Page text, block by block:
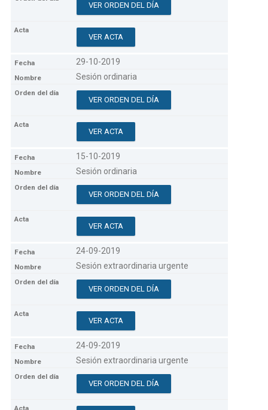
VER ORDEN DEL DÍA
VER ACTA
29-10-2019
Sesión ordinaria
VER ORDEN DEL DÍA
VER ACTA
15-10-2019
Sesión ordinaria
VER ORDEN DEL DÍA
VER ACTA
24-09-2019
Sesión extraordinaria urgente
VER ORDEN DEL DÍA
VER ACTA
24-09-2019
Sesión extraordinaria urgente
VER ORDEN DEL DÍA